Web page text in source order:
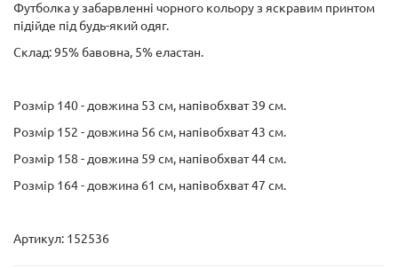
Футболка у забарвленні чорного кольору з яскравим принтом
підійде під будь-який одяг.
Склад: 95% бавовна, 5% еластан.
Розмір 140 - довжина 53 см, напівобхват 39 см.
Розмір 152 - довжина 56 см, напівобхват 43 см.
Розмір 158 - довжина 59 см, напівобхват 44 см.
Розмір 164 - довжина 61 см, напівобхват 47 см.
Артикул: 152536